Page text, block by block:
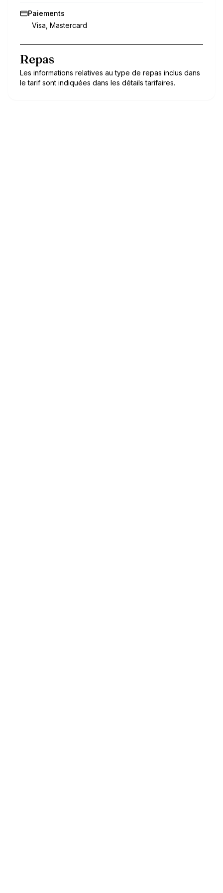
Paiements
Visa, Mastercard
Repas
Les informations relatives au type de repas inclus dans
le tarif sont indiquées dans les détails tarifaires.